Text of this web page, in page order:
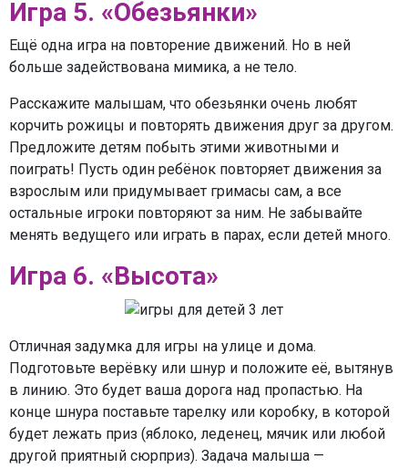
Игра 5. «Обезьянки»
Ещё одна игра на повторение движений. Но в ней
больше задействована мимика, а не тело.
Расскажите малышам, что обезьянки очень любят
корчить рожицы и повторять движения друг за другом.
Предложите детям побыть этими животными и
поиграть! Пусть один ребёнок повторяет движения за
взрослым или придумывает гримасы сам, а все
остальные игроки повторяют за ним. Не забывайте
менять ведущего или играть в парах, если детей много.
Игра 6. «Высота»
Отличная задумка для игры на улице и дома.
Подготовьте верёвку или шнур и положите её, вытянув
в линию. Это будет ваша дорога над пропастью. На
конце шнура поставьте тарелку или коробку, в которой
будет лежать приз (яблоко, леденец, мячик или любой
другой приятный сюрприз). Задача малыша —